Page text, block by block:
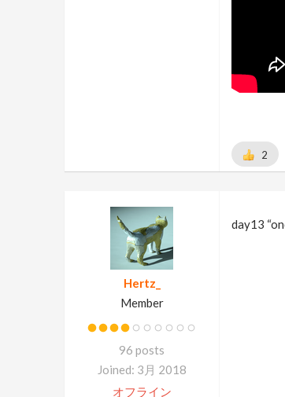
2
Hertz_
Member
96 posts
Joined: 3月 2018
オフライン
day13